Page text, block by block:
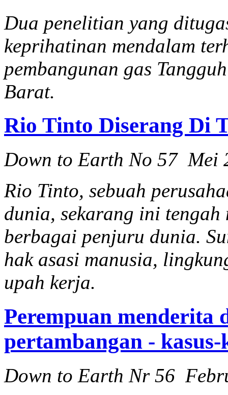
Dua penelitian yang
keprihatinan mendalam
pembangunan gas
Barat.
Rio Tinto Diserang Di
Down to Earth No 57 Mei
Rio Tinto, sebuah
dunia, sekarang ini
berbagai penjuru dunia.
hak asasi manusia,
upah kerja.
Perempuan
pertambangan -
Down to Earth Nr 56